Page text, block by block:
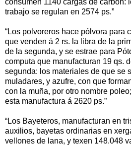
consumen 1140 cargas de carbón:
trabajo se regulan en 2574 ps.”
“Los polvoreros hace pólvora para
que venden á 2 rs. la libra de la
de la segunda, y se estrae para
computa que manufacturan 19 qs.
segunda: los materiales de que se
muladares, y azufre, con que
con la muña, por otro nombre
esta manufactura á 2620 ps.”
“Los Bayeteros, manufacturan en
auxilios, bayetas ordinarias en
vellones de lana, y texen 148.048